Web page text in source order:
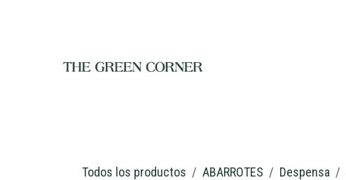
Todos los productos ABARROTES Despensa